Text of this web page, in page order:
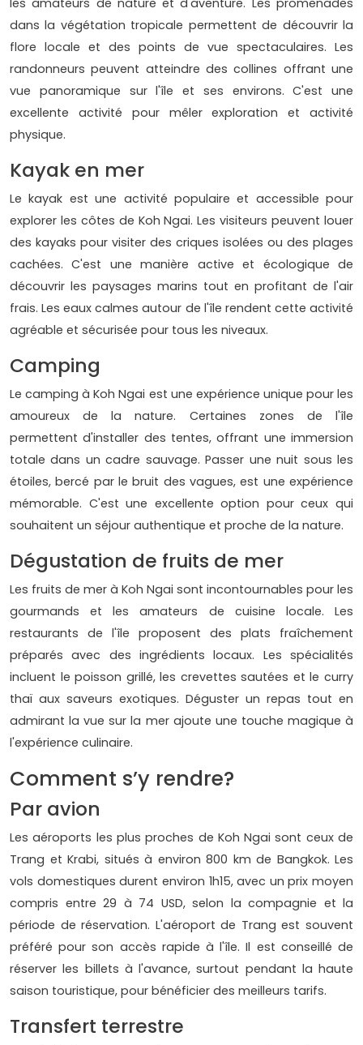
les amateurs de nature et d'aventure. Les promenades
dans la végétation tropicale permettent de découvrir la
flore locale et des points de vue spectaculaires. Les
randonneurs peuvent atteindre des collines offrant une
vue panoramique sur l'île et ses environs. C'est une
excellente activité pour mêler exploration et activité
physique.
Kayak en mer
Le kayak est une activité populaire et accessible pour
explorer les côtes de Koh Ngai. Les visiteurs peuvent louer
des kayaks pour visiter des criques isolées ou des plages
cachées. C'est une manière active et écologique de
découvrir les paysages marins tout en profitant de l'air
frais. Les eaux calmes autour de l'île rendent cette activité
agréable et sécurisée pour tous les niveaux.
Camping
Le camping à Koh Ngai est une expérience unique pour les
amoureux de la nature. Certaines zones de l'île
permettent d'installer des tentes, offrant une immersion
totale dans un cadre sauvage. Passer une nuit sous les
étoiles, bercé par le bruit des vagues, est une expérience
mémorable. C'est une excellente option pour ceux qui
souhaitent un séjour authentique et proche de la nature.
Dégustation de fruits de mer
Les fruits de mer à Koh Ngai sont incontournables pour les
gourmands et les amateurs de cuisine locale. Les
restaurants de l'île proposent des plats fraîchement
préparés avec des ingrédients locaux. Les spécialités
incluent le poisson grillé, les crevettes sautées et le curry
thaï aux saveurs exotiques. Déguster un repas tout en
admirant la vue sur la mer ajoute une touche magique à
l'expérience culinaire.
Comment s’y rendre?
Par avion
Les aéroports les plus proches de Koh Ngai sont ceux de
Trang et Krabi, situés à environ 800 km de Bangkok. Les
vols domestiques durent environ 1h15, avec un prix moyen
compris entre 29 à 74 USD, selon la compagnie et la
période de réservation. L'aéroport de Trang est souvent
préféré pour son accès rapide à l'île. Il est conseillé de
réserver les billets à l'avance, surtout pendant la haute
saison touristique, pour bénéficier des meilleurs tarifs.
Transfert terrestre